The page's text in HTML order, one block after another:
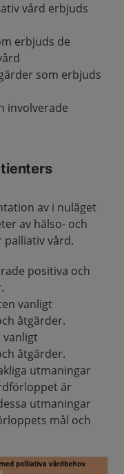
vård erbjuds
erbjuds de
som erbjuds
involverade
av i nuläget
av hälso- och
palliativ vård.
positiva och
vanligt
åtgärder.
vanligt
åtgärder.
utmaningar
är
utmaningar
mål och